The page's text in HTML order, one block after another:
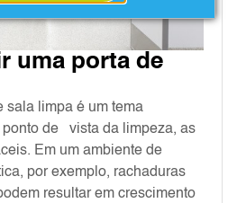
uma porta de
sala limpa é um tema
ponto de vista da limpeza, as
Em um ambiente de
por exemplo, rachaduras
resultar em crescimento